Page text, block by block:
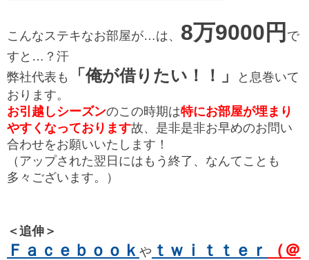
こんなステキなお部屋が…は、 8万9000円 で
すと…？汗
弊社代表も
「俺が借りたい！！」
と息巻いて
おります。
お引越しシーズンのこの時期は特にお部屋が埋まり
やすくなっております故、是非是非お早めのお問い
合わせをお願いいたします！
（アップされた翌日にはもう終了、なんてことも
多々ございます。）
＜追伸＞
Ｆａｃｅｂｏｏｋ や ｔｗｉｔｔｅｒ
（＠